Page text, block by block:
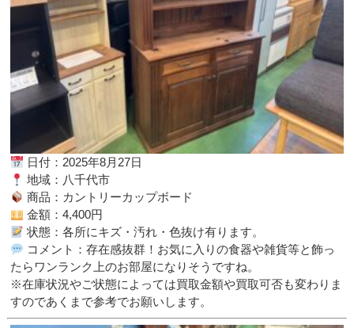
日付：2025年8月27日
地域：八千代市
商品：カントリーカップボード
金額：4,400円
状態：各所にキズ・汚れ・色抜け有ります。
コメント：存在感抜群！お気に入りの食器や雑貨等と飾っ
たらワンランク上のお部屋になりそうですね。
※在庫状況やご状態によっては買取金額や買取可否も変わりま
すのであくまで参考でお願いします。